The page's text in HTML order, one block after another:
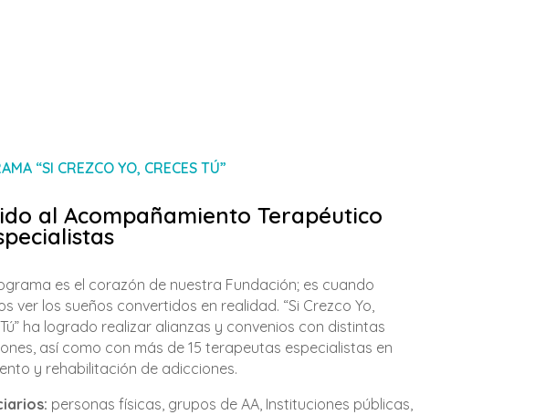
“SI CREZCO YO, CRECES TÚ”
al Acompañamiento Terapéutico
es el corazón de nuestra Fundación; es cuando
ver los sueños convertidos en realidad. “Si Crezco Yo,
ha logrado realizar alianzas y convenios con distintas
así como con más de 15 terapeutas especialistas en
y rehabilitación de adicciones.
personas físicas, grupos de AA, Instituciones públicas,